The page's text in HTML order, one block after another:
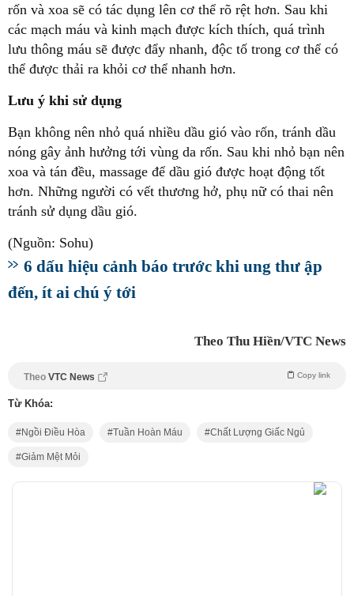
rốn và xoa sẽ có tác dụng lên cơ thể rõ rệt hơn. Sau khi
các mạch máu và kinh mạch được kích thích, quá trình
lưu thông máu sẽ được đẩy nhanh, độc tố trong cơ thể có
thể được thải ra khỏi cơ thể nhanh hơn.
Lưu ý khi sử dụng
Bạn không nên nhỏ quá nhiều dầu gió vào rốn, tránh dầu
nóng gây ảnh hưởng tới vùng da rốn. Sau khi nhỏ bạn nên
xoa và tán đều, massage để dầu gió được hoạt động tốt
hơn. Những người có vết thương hở, phụ nữ có thai nên
tránh sử dụng dầu gió.
(Nguồn: Sohu)
6 dấu hiệu cảnh báo trước khi ung thư ập
đến, ít ai chú ý tới
Theo Thu Hiền/VTC News
Theo VTC News Copy link
Từ Khóa:
Ngồi Điều Hòa Tuần Hoàn Máu Chất Lượng Giấc Ngủ
Giảm Mệt Mỏi